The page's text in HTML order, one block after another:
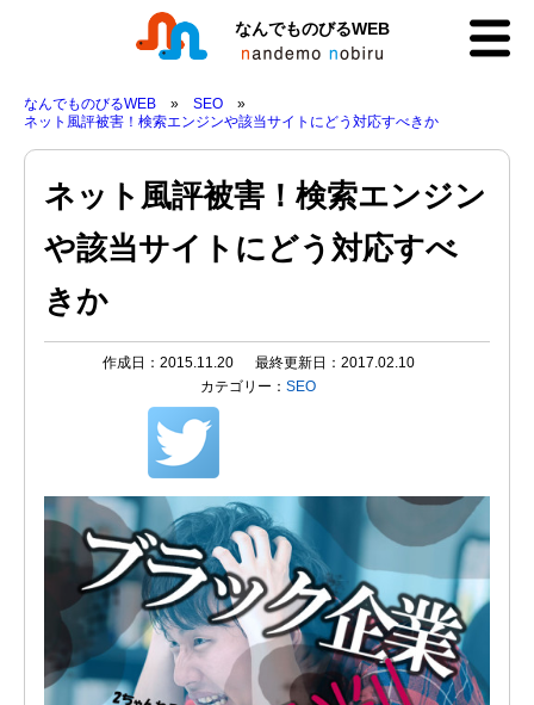
なんでものびるWEB
なんでものびるWEB
SEO
ネット風評被害！検索エンジンや該当サイトにどう対応すべきか
ネット風評被害！検索エンジン
や該当サイトにどう対応すべ
きか
作成日：2015.11.20
最終更新日：2017.02.10
カテゴリー： SEO